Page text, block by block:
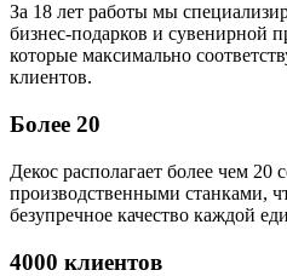
За 18 лет работы мы
бизнес-подарков и сувенирной
которые максимально
клиентов.
Более 20
Декос располагает более чем 20
производственными станками,
безупречное качество каждой
4000 клиентов